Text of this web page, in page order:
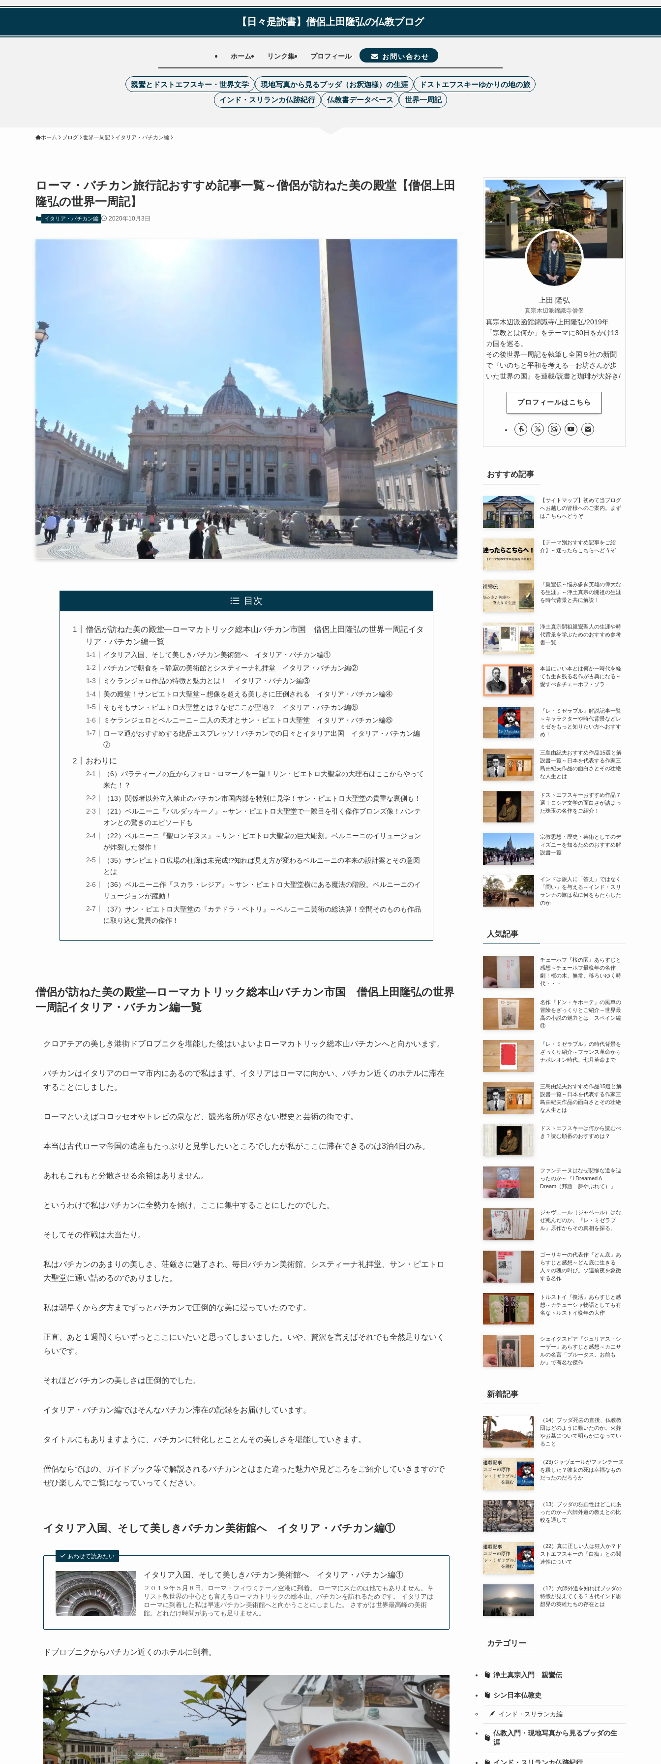
【日々是読書】僧侶上田隆弘の仏教ブログ
ホーム リンク集 プロフィール お問い合わせ
親鸞とドストエフスキー・世界文学 現地写真から見るブッダ（お釈迦様）の生涯
ドストエフスキーゆかりの地の旅
インド・スリランカ仏跡紀行
仏教書データベース 世界一周記
ホーム ブログ 世界一周記 イタリア・バチカン編
ローマ・バチカン旅行記おすすめ記事一覧～僧侶が訪ねた美の殿堂【僧侶上田
隆弘の世界一周記】
イタリア・バチカン編 2020年10月3日
目次
僧侶が訪ねた美の殿堂―ローマカトリック総本山バチカン市国 僧侶上田隆弘の世界一周記イタ
リア・バチカン編一覧
イタリア入国、そして美しきバチカン美術館へ イタリア・バチカン編①
バチカンで朝食を～静寂の美術館とシスティーナ礼拝堂 イタリア・バチカン編②
ミケランジェロ作品の特徴と魅力とは！ イタリア・バチカン編③
美の殿堂！サンピエトロ大聖堂～想像を超える美しさに圧倒される イタリア・バチカン編④
そもそもサン・ピエトロ大聖堂とは？なぜここが聖地？ イタリア・バチカン編⑤
ミケランジェロとベルニーニ～二人の天才とサン・ピエトロ大聖堂 イタリア・バチカン編⑥
ローマ通がおすすめする絶品エスプレッソ！バチカンでの日々とイタリア出国 イタリア・バチカン編
⑦
おわりに
（6）パラティーノの丘からフォロ・ロマーノを一望！サン・ピエトロ大聖堂の大理石はここからやって
来た！？
（13）関係者以外立入禁止のバチカン市国内部を特別に見学！サン・ピエトロ大聖堂の貴重な裏側も！
（21）ベルニーニ『バルダッキーノ』～サン・ピエトロ大聖堂で一際目を引く傑作ブロンズ像！パンテ
オンとの驚きのエピソードも
（22）ベルニーニ『聖ロンギヌス』～サン・ピエトロ大聖堂の巨大彫刻。ベルニーニのイリュージョン
が炸裂した傑作！
（35）サンピエトロ広場の柱廊は未完成!?知れば見え方が変わるベルニーニの本来の設計案とその意図
とは
（36）ベルニーニ作『スカラ・レジア』～サン・ピエトロ大聖堂横にある魔法の階段。ベルニーニのイ
リュージョンが躍動！
（37）サン・ピエトロ大聖堂の『カテドラ・ペトリ』～ベルニーニ芸術の総決算！空間そのものも作品
に取り込む驚異の傑作！
僧侶が訪ねた美の殿堂―ローマカトリック総本山バチカン市国 僧侶上田隆弘の世界
一周記イタリア・バチカン編一覧
クロアチアの美しき港街ドブロブニクを堪能した後はいよいよローマカトリック総本山バチカンへと向かいます。
バチカンはイタリアのローマ市内にあるので私はまず、イタリアはローマに向かい、バチカン近くのホテルに滞在
することにしました。
ローマといえばコロッセオやトレビの泉など、観光名所が尽きない歴史と芸術の街です。
本当は古代ローマ帝国の遺産もたっぷりと見学したいところでしたが私がここに滞在できるのは3泊4日のみ。
あれもこれもと分散させる余裕はありません。
というわけで私はバチカンに全勢力を傾け、ここに集中することにしたのでした。
そしてその作戦は大当たり。
私はバチカンのあまりの美しさ、荘厳さに魅了され、毎日バチカン美術館、システィーナ礼拝堂、サン・ピエトロ
大聖堂に通い詰めるのでありました。
私は朝早くから夕方までずっとバチカンで圧倒的な美に浸っていたのです。
正直、あと１週間くらいずっとここにいたいと思ってしまいました。いや、贅沢を言えばそれでも全然足りないく
らいです。
それほどバチカンの美しさは圧倒的でした。
イタリア・バチカン編ではそんなバチカン滞在の記録をお届けしています。
タイトルにもありますように、バチカンに特化しとことんその美しさを堪能していきます。
僧侶ならではの、ガイドブック等で解説されるバチカンとはまた違った魅力や見どころをご紹介していきますので
ぜひ楽しんでご覧になっていってください。
イタリア入国、そして美しきバチカン美術館へ イタリア・バチカン編①
あわせて読みたい
イタリア入国、そして美しきバチカン美術館へ イタリア・バチカン編①
２０１９年５月８日。ローマ・フィウミチーノ空港に到着。 ローマに来たのは他でもありません。キ
リスト教世界の中心とも言えるローマカトリックの総本山、バチカンを訪れるためです。 イタリアは
ローマに到着した私は早速バチカン美術館へと向かうことにしました。 さすがは世界最高峰の美術
館。どれだけ時間があっても足りません。
ドブロブニクからバチカン近くのホテルに到着。
上田 隆弘
真宗木辺派錦識寺僧侶
真宗木辺派函館錦識寺/上田隆弘/2019年
「宗教とは何か」をテーマに80日をかけ13
カ国を巡る。
その後世界一周記を執筆し全国９社の新聞
で『いのちと平和を考える―お坊さんが歩
いた世界の国』を連載/読書と珈琲が大好き/
プロフィールはこちら
おすすめ記事
【サイトマップ】初めて当ブログ
へお越しの皆様へのご案内。まず
はこちらへどうぞ
【テーマ別おすすめ記事をご紹
介】～迷ったらこちらへどうぞ
『親鸞伝～悩み多き英雄の偉大な
る生涯』～浄土真宗の開祖の生涯
を時代背景と共に解説！
浄土真宗開祖親鸞聖人の生涯や時
代背景を学ぶためのおすすめ参考
書一覧
本当にいい本とは何かー時代を経
ても生き残る名作が古典になる～
愛すべきチェーホフ・ゾラ
『レ・ミゼラブル』解説記事一覧
～キャラクターや時代背景などレ
ミゼをもっと知りたい方へおすす
め！
三島由紀夫おすすめ作品15選と解
説書一覧～日本を代表する作家三
島由紀夫作品の面白さとその壮絶
な人生とは
ドストエフスキーおすすめ作品７
選！ロシア文学の面白さが詰まっ
た珠玉の名作をご紹介！
宗教思想・歴史・芸術としてのデ
ィズニーを知るためのおすすめ解
説書一覧
インドは旅人に「答え」ではなく
「問い」を与える～インド・スリ
ランカの旅は私に何をもたらした
のか
人気記事
チェーホフ『桜の園』あらすじと
感想～チェーホフ最晩年の名作
劇！桜の木、無常、移ろいゆく時
代・・・
名作『ドン・キホーテ』の風車の
冒険をざっくりとご紹介～世界最
高の小説の魅力とは スペイン編
⑪
『レ・ミゼラブル』の時代背景を
ざっくり紹介～フランス革命から
ナポレオン時代、七月革命まで
三島由紀夫おすすめ作品15選と解
説書一覧～日本を代表する作家三
島由紀夫作品の面白さとその壮絶
な人生とは
ドストエフスキーは何から読むべ
き？読む順番のおすすめは？
ファンテーヌはなぜ悲惨な道を辿
ったのか～『I Dreamed A
Dream（邦題 夢やぶれて）』
ジャヴェール（ジャベール）はな
ぜ死んだのか。『レ・ミゼラブ
ル』原作からその真相を探る。
ゴーリキーの代表作『どん底』あ
らすじと感想～どん底に生きる
人々の魂の叫び。ソ連前夜を象徴
する名作
トルストイ『復活』あらすじと感
想～カチューシャ物語としても有
名なトルストイ晩年の大作
シェイクスピア『ジュリアス・シ
ーザー』あらすじと感想～カエサ
ルの名言「ブルータス、お前も
か」で有名な傑作
新着記事
（14）ブッダ死去の直後、仏教教
団はどのように動いたのか。火葬
やお墓について明らかになってい
ること
（23)ジャヴェールがファンチーヌ
を殺した？彼女の死は幸福なもの
だったのだろうか
（13）ブッダの独自性はどこにあ
ったのか～六師外道の教えとの比
較を通して
（22）真に正しい人は狂人か？ド
ストエフスキーの『白痴』との関
連性について
（12）六師外道を知ればブッダの
特徴が見えてくる？古代インド思
想界の英雄たちの存在とは
カテゴリー
浄土真宗入門 親鸞伝
シン日本仏教史
インド・スリランカ編
仏教入門・現地写真から見るブッダの生
涯